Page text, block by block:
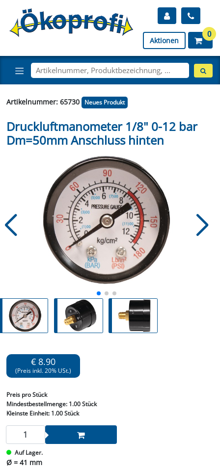
Aktionen
0
Artikelnummer: 65730 Neues Produkt
Druckluftmanometer 1/8" 0-12 bar
Dm=50mm Anschluss hinten
€ 8.90
(Preis inkl. 20% USt.)
Preis pro Stück
Mindestbestellmenge: 1.00 Stück
Kleinste Einheit:1.00 Stück
Auf Lager.
Ø = 41 mm